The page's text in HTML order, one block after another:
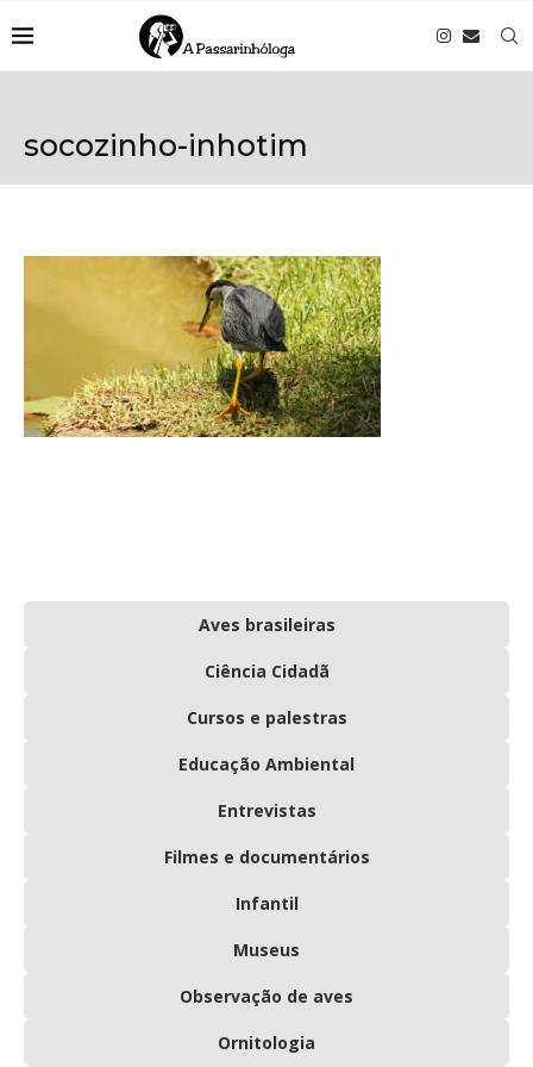
socozinho-inhotim
Aves brasileiras
Ciência Cidadã
Cursos e palestras
Educação Ambiental
Entrevistas
Filmes e documentários
Infantil
Museus
Observação de aves
Ornitologia